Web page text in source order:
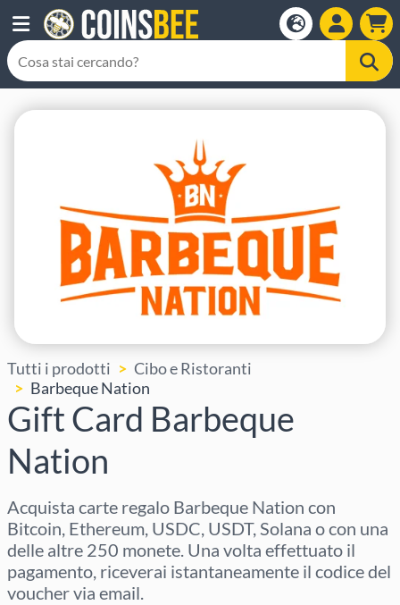
Tutti i prodotti
Cibo e Ristoranti
Barbeque Nation
Gift Card Barbeque
Nation
Acquista carte regalo Barbeque Nation con
Bitcoin, Ethereum, USDC, USDT, Solana o con una
delle altre 250 monete. Una volta effettuato il
pagamento, riceverai istantaneamente il codice del
voucher via email.